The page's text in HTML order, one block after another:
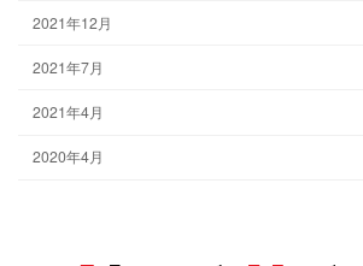
2021年12月
2021年7月
2021年4月
2020年4月